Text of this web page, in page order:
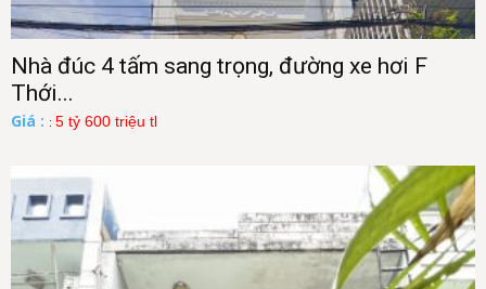
Nhà đúc 4 tấm sang trọng, đường xe hơi F
Thới...
Giá : : 5 tỷ 600 triệu tl